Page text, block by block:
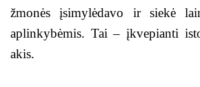
žmonės įsimylėdavo ir siekė
aplinkybėmis. Tai – įkvepianti
akis.